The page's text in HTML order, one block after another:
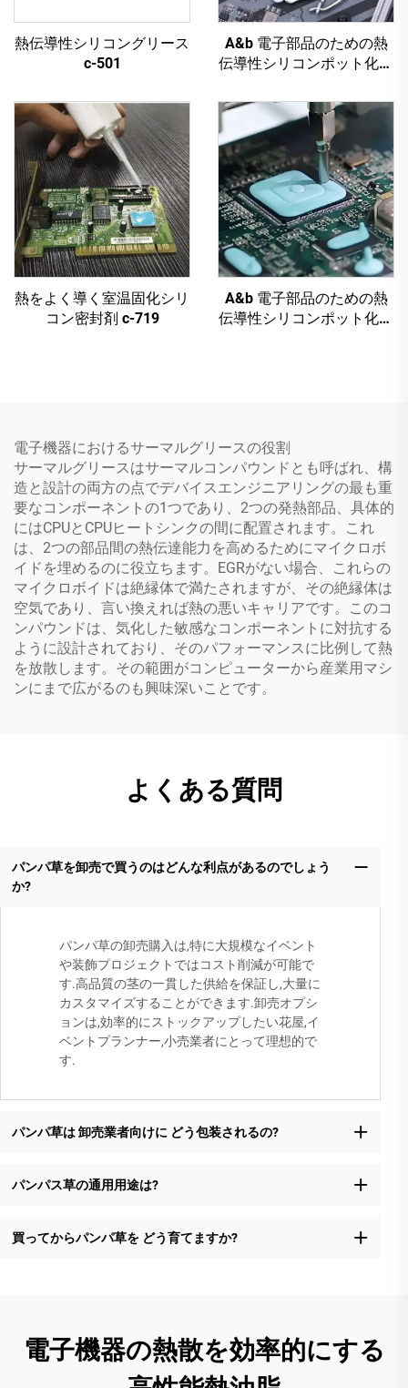
熱伝導性シリコングリース
c-501
A&b 電子部品のための熱
伝導性シリコンポット化合
熱をよく導く室温固化シリ
コン密封剤 c-719
A&b 電子部品のための熱
伝導性シリコンポット化合
電子機器におけるサーマルグリースの役割
サーマルグリースはサーマルコンパウンドとも呼ばれ、構
造と設計の両方の点でデバイスエンジニアリングの最も重
要なコンポーネントの1つであり、2つの発熱部品、具体的
にはCPUとCPUヒートシンクの間に配置されます。これ
は、2つの部品間の熱伝達能力を高めるためにマイクロボ
イドを埋めるのに役立ちます。EGRがない場合、これらの
マイクロボイドは絶縁体で満たされますが、その絶縁体は
空気であり、言い換えれば熱の悪いキャリアです。このコ
ンパウンドは、気化した敏感なコンポーネントに対抗する
ように設計されており、そのパフォーマンスに比例して熱
を放散します。その範囲がコンピューターから産業用マシ
ンにまで広がるのも興味深いことです。
よくある質問
パンパ草を卸売で買うのはどんな利点があるのでしょう
か?
パンパ草の卸売購入は,特に大規模なイベント
や装飾プロジェクトではコスト削減が可能で
す.高品質の茎の一貫した供給を保証し,大量に
カスタマイズすることができます.卸売オプシ
ョンは,効率的にストックアップしたい花屋,イ
ベントプランナー,小売業者にとって理想的で
す.
パンパ草は 卸売業者向けに どう包装されるの?
パンパス草の通用用途は?
買ってからパンパ草を どう育てますか?
電子機器の熱散を効率的にする